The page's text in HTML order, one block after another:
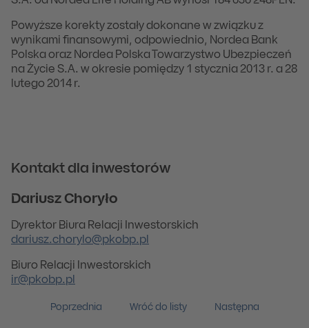
Powyższe korekty zostały dokonane w związku z
wynikami finansowymi, odpowiednio, Nordea Bank
Polska oraz Nordea Polska Towarzystwo Ubezpieczeń
na Życie S.A. w okresie pomiędzy 1 stycznia 2013 r. a 28
lutego 2014 r.
Kontakt dla inwestorów
Dariusz Choryło
Dyrektor Biura Relacji Inwestorskich
dariusz.chorylo@pkobp.pl
Biuro Relacji Inwestorskich
ir@pkobp.pl
Poprzednia Wróć do listy Następna